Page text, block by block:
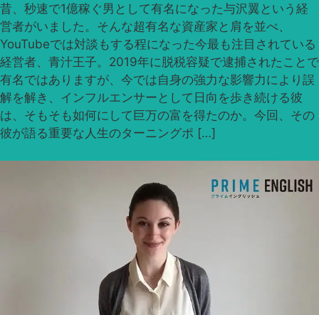
昔、秒速で1億稼ぐ男として有名になった与沢翼という経
営者がいました。そんな超有名な資産家と肩を並べ、
YouTubeでは対談もする程になった今最も注目されている
経営者、青汁王子。2019年に脱税容疑で逮捕されたことで
有名ではありますが、今では自身の強力な影響力により誤
解を解き、インフルエンサーとして日向を歩き続ける彼
は、そもそも如何にして巨万の富を得たのか。今回、その
彼が語る重要な人生のターニングポ […]